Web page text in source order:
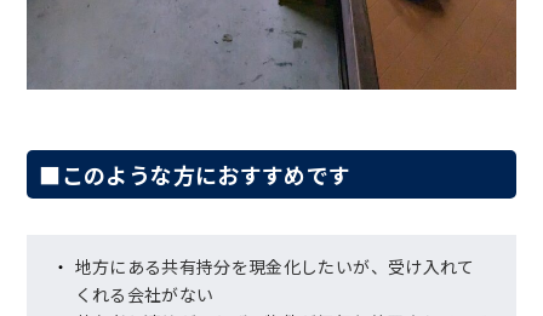
■このような方におすすめです
地方にある共有持分を現金化したいが、受け入れて
くれる会社がない